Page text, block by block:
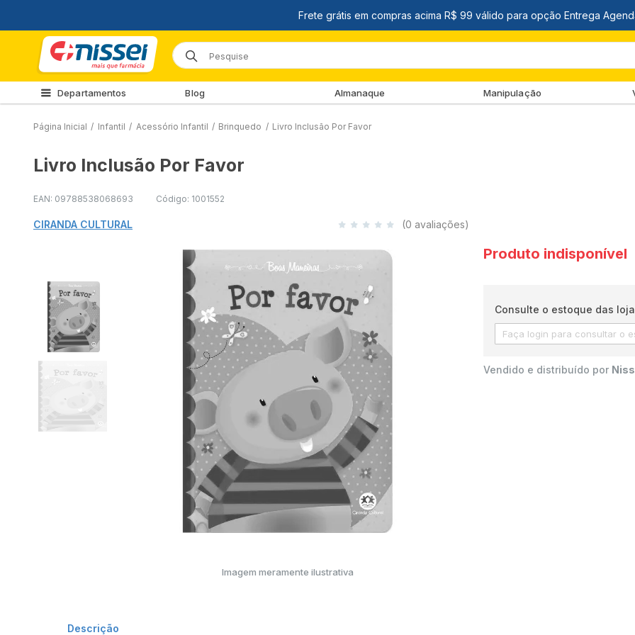
Departamentos Blog Almanaque Manipulação
Página Inicial / Infantil / Acessório Infantil / Brinquedo / Livro Inclusão Por Favor
Livro Inclusão Por Favor
EAN: 09788538068693 Código: 1001552
CIRANDA CULTURAL (0 avaliações)
Imagem meramente ilustrativa
Produto indisponível
Consulte o estoque das
Vendido e distribuído por
Descrição